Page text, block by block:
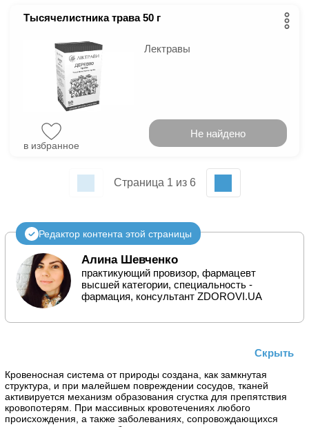
Тысячелистника трава 50 г
Лектравы
в избранное
Не найдено
Страница 1 из 6
Редактор контента этой страницы
Алина Шевченко
практикующий провизор, фармацевт
высшей категории, специальность -
фармация, консультант ZDOROVI.UA
Кровеносная система от природы создана, как замкнутая
структура, и при малейшем повреждении сосудов, тканей
активируется механизм образования сгустка для препятствия
кровопотерям. При массивных кровотечениях любого
происхождения, а также заболеваниях, сопровождающихся
Скрыть